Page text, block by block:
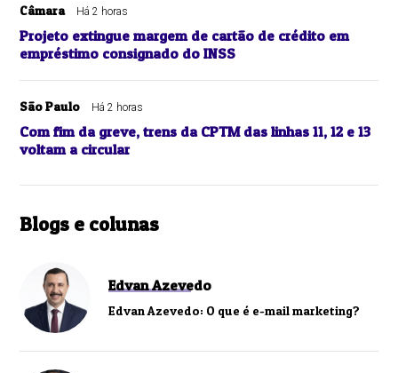
Câmara Há 2 horas
Projeto extingue margem de cartão de crédito em
empréstimo consignado do INSS
São Paulo Há 2 horas
Com fim da greve, trens da CPTM das linhas 11, 12 e 13
voltam a circular
Blogs e colunas
Edvan Azevedo
Edvan Azevedo: O que é e-mail marketing?